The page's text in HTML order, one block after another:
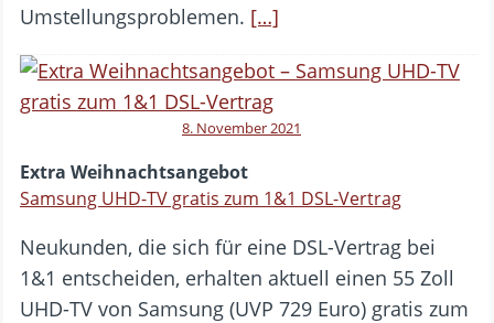
Umstellungsproblemen. […]
8. November 2021
Extra Weihnachtsangebot
Samsung UHD-TV gratis zum 1&1 DSL-Vertrag
Neukunden, die sich für eine DSL-Vertrag bei
1&1 entscheiden, erhalten aktuell einen 55 Zoll
UHD-TV von Samsung (UVP 729 Euro) gratis zum